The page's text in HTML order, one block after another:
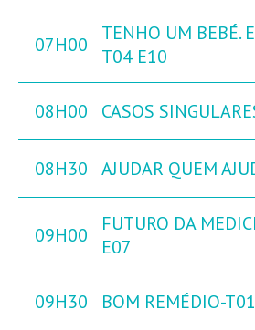
07H00
TENHO UM BEBÉ.
T04 E10
08H00 CASOS
08H30 AJUDAR QUEM
09H00
FUTURO DA
E07
09H30 BOM REMÉDIO-